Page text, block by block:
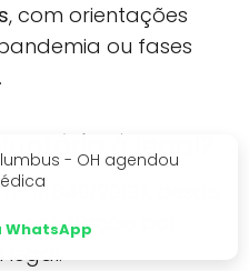
, com orientações
ou fases
é legal?
13.840/2019), desde
solicitação por
legal.
- OH agendou
WhatsApp